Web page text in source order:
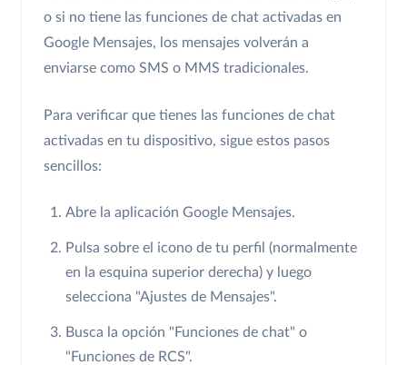
o si no tiene las funciones de chat activadas en
Google Mensajes, los mensajes volverán a
enviarse como SMS o MMS tradicionales.
Para verificar que tienes las funciones de chat
activadas en tu dispositivo, sigue estos pasos
sencillos:
Abre la aplicación Google Mensajes.
Pulsa sobre el icono de tu perfil (normalmente
en la esquina superior derecha) y luego
selecciona "Ajustes de Mensajes".
Busca la opción "Funciones de chat" o
"Funciones de RCS".